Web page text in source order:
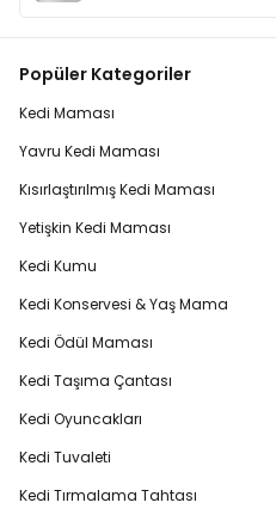
Popüler Kategoriler
Kedi Maması
Yavru Kedi Maması
Kısırlaştırılmış Kedi Maması
Yetişkin Kedi Maması
Kedi Kumu
Kedi Konservesi & Yaş Mama
Kedi Ödül Maması
Kedi Taşıma Çantası
Kedi Oyuncakları
Kedi Tuvaleti
Kedi Tırmalama Tahtası